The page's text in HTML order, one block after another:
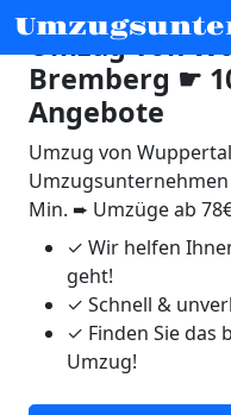
Umzug von
Bremberg ☛
Angebote
Umzug von
Min. ➨ Umzüge ab
✓ Wir helfen
geht!
✓ Schnell &
✓ Finden Sie das
Umzug!